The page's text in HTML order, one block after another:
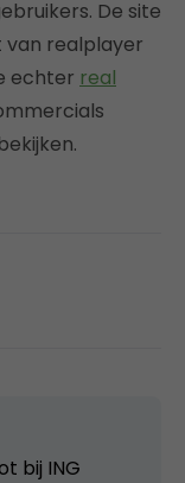
De site
van realplayer
echter real
bij ING